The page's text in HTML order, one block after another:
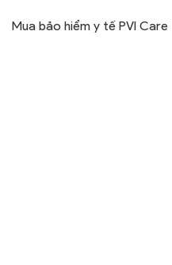
Mua bảo hiểm y tế PVI Care